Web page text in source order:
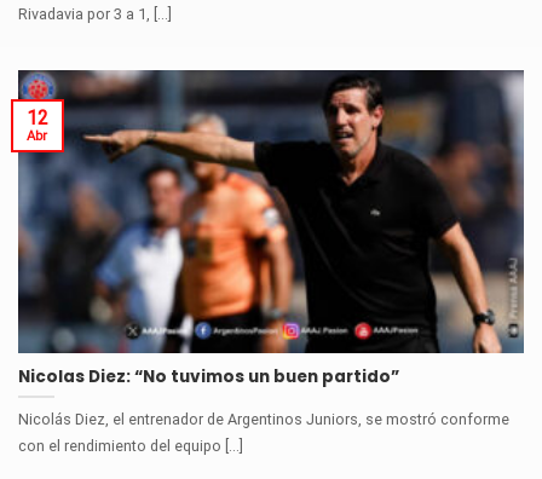
Rivadavia por 3 a 1, [...]
Nicolas Diez: “No tuvimos un buen partido”
Nicolás Diez, el entrenador de Argentinos Juniors, se mostró conforme
con el rendimiento del equipo [...]
12
Abr